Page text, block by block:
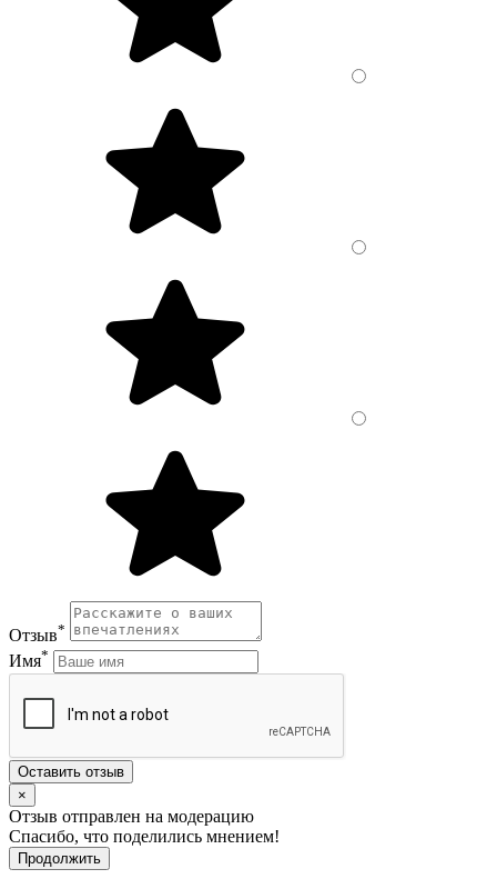
Отзыв*
Имя*
Оставить отзыв
×
Отзыв отправлен на модерацию
Спасибо, что поделились мнением!
Продолжить